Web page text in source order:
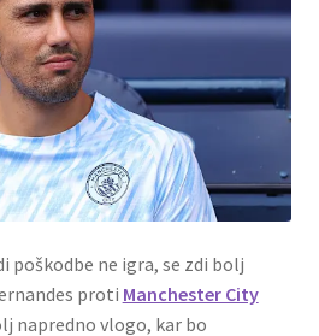
poškodbe ne igra, se zdi bolj
proti Manchester City
napredno vlogo, kar bo